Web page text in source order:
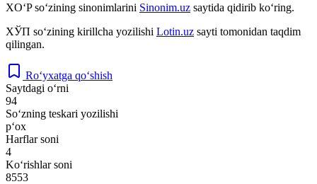
XO‘Pso‘zining sinonimlarini Sinonim.uz saytida qidirib ko‘ring.
ХЎП so‘zining kirillcha yozilishi Lotin.uz sayti tomonidan taqdim
qilingan.
Ro‘yxatga qo‘shish
Saytdagi o‘rni
94
So‘zning teskari yozilishi
p‘ox
Harflar soni
4
Ko‘rishlar soni
8553